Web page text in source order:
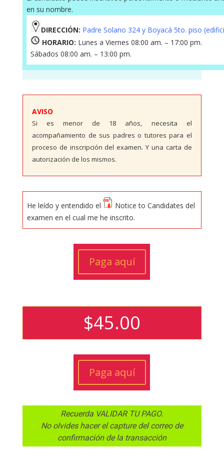
en su nombre.
DIRECCIÓN: Padre Solano 324 y Boyacá 5to. piso
HORARIO: Lunes a Viernes 08:00 am. – 17:00 pm.
Sábados 08:00 am. – 13:00 pm.
AVISO
Si es menor de 18 años, necesita el
acompañamiento de sus padres o tutores para el
proceso de inscripción del examen. Y una carta de
autorización de los mismos.
He leído y entendido el
Notice to Candidates del
examen en el cual me he inscrito.
Paga aquí
$45.00
Paga aquí
Recuerda VALIDAR TU PAGO.
No olvides hacer el capture del correo de
confirmación de la transacción